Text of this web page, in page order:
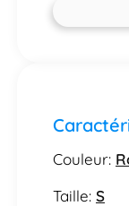
Couleur:
Taille: S